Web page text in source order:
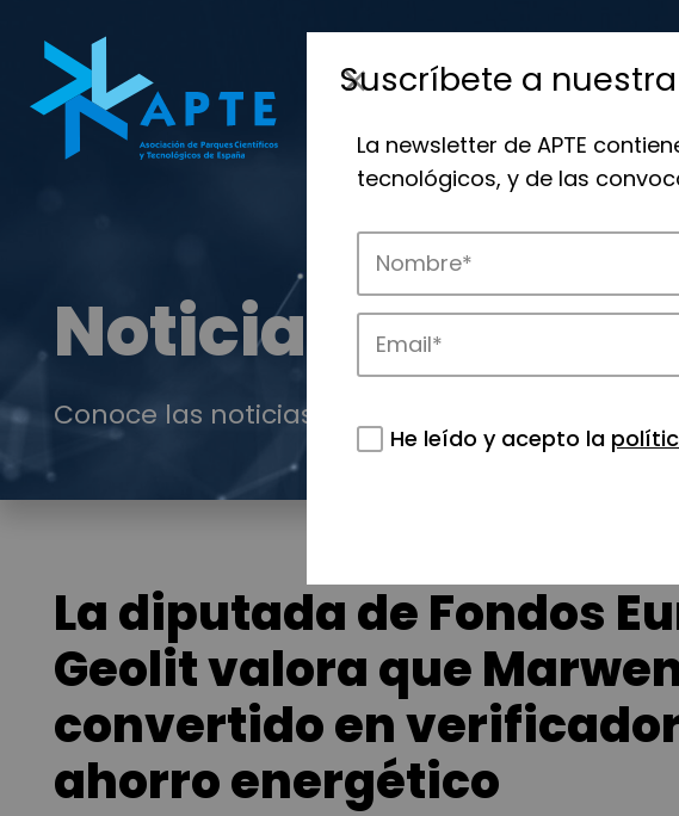
Noticias
Conoce las noticias más destacadas de APTE
La diputada de Fondos
Geolit valora que
convertido en
ahorro energético
Suscríbete a
La newsletter de APTE
tecnológicos, y de las
He leído y acepto la